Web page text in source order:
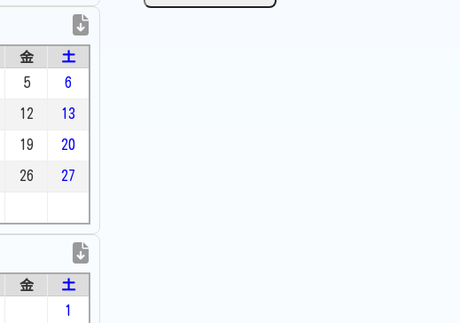
金
土
5 6
12 13
19 20
26 27
金
土
1